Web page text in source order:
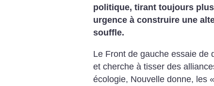
politique, tirant toujours
urgence à construire une
souffle.
Le Front de gauche essaie de
et cherche à tisser des
écologie, Nouvelle donne, les «